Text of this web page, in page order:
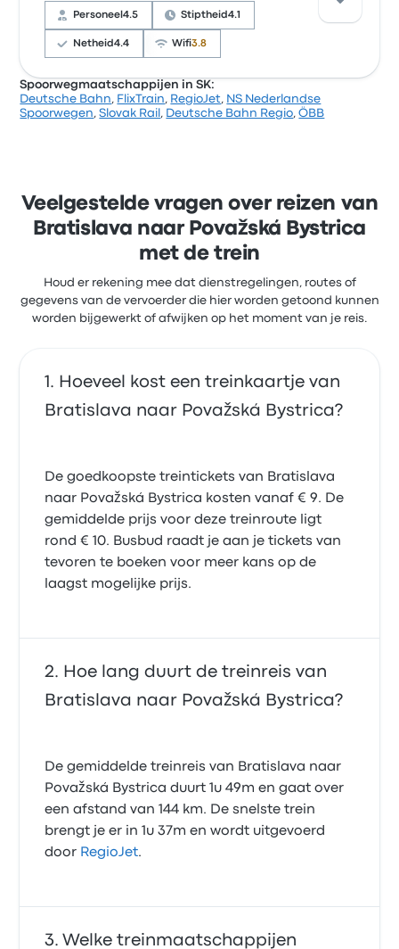
klaagden vaak over de wifi. Slovak Rail-ticketprijzen
Personeel4.5 Stiptheid4.1
Netheid4.4 Wifi3.8
Op basis van 1102 beoordelingen heeft het bedrijf 4.1
Spoorwegmaatschappijen in SK:
Deutsche Bahn, FlixTrain, RegioJet, NS Nederlandse
Spoorwegen,Slovak Rail , Deutsche Bahn Regio,ÖBB
Veelgestelde vragen over reizen van
Bratislava naar Považská Bystrica
met de trein
Houd er rekening mee dat dienstregelingen, routes of
gegevens van de vervoerder die hier worden getoond kunnen
worden bijgewerkt of afwijken op het moment van je reis.
Hoeveel kost een treinkaartje van
Bratislava naar Považská Bystrica?
De goedkoopste treintickets van Bratislava
naar Považská Bystrica kosten vanaf € 9. De
gemiddelde prijs voor deze treinroute ligt
rond € 10. Busbud raadt je aan je tickets van
tevoren te boeken voor meer kans op de
laagst mogelijke prijs.
Hoe lang duurt de treinreis van
Bratislava naar Považská Bystrica?
De gemiddelde treinreis van Bratislava naar
Považská Bystrica duurt 1u 49m en gaat over
een afstand van 144 km. De snelste trein
brengt je er in 1u 37m en wordt uitgevoerd
door RegioJet.
Welke treinmaatschappijen